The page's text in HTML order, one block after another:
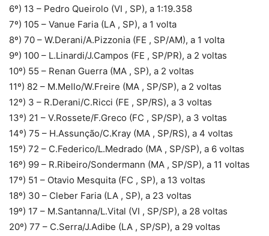
6º) 13 – Pedro Queirolo (VI , SP), a 1:19.358
7º) 105 – Vanue Faria (LA , SP), a 1 volta
8º) 70 – W.Derani/A.Pizzonia (FE , SP/AM), a 1 volta
9º) 100 – L.Linardi/J.Campos (FE , SP/PR), a 2 voltas
10º) 55 – Renan Guerra (MA , SP), a 2 voltas
11º) 82 – M.Mello/W.Freire (MA , SP/SP), a 2 voltas
12º) 3 – R.Derani/C.Ricci (FE , SP/RS), a 3 voltas
13º) 21 – V.Rossete/F.Greco (FC , SP/SP), a 3 voltas
14º) 75 – H.Assunção/C.Kray (MA , SP/RS), a 4 voltas
15º) 72 – C.Federico/L.Medrado (MA , SP/SP), a 6 voltas
16º) 99 – R.Ribeiro/Sondermann (MA , SP/SP), a 11 voltas
17º) 51 – Otavio Mesquita (FC , SP), a 13 voltas
18º) 30 – Cleber Faria (LA , SP), a 23 voltas
19º) 17 – M.Santanna/L.Vital (VI , SP/SP), a 28 voltas
20º) 77 – C.Serra/J.Adibe (LA , SP/SP), a 29 voltas